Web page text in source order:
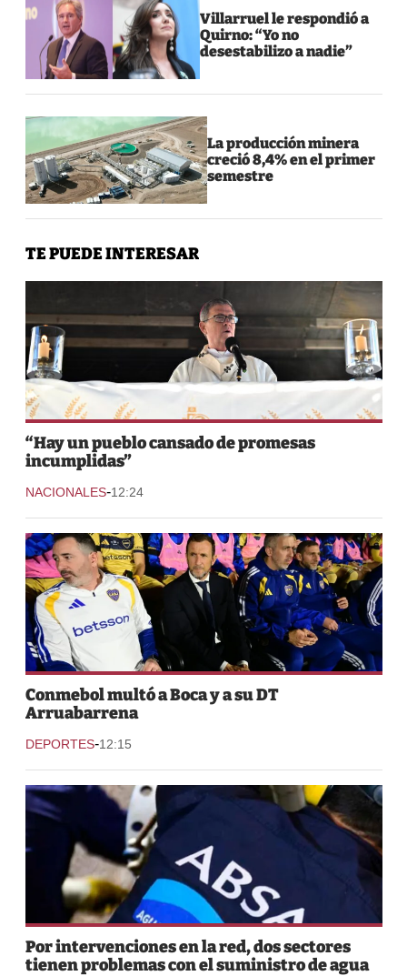
Villarruel le respondió a
Quirno: “Yo no
desestabilizo a nadie”
La producción minera
creció 8,4% en el primer
semestre
TE PUEDE INTERESAR
“Hay un pueblo cansado de promesas
incumplidas”
NACIONALES-12:24
Conmebol multó a Boca y a su DT
Arruabarrena
DEPORTES-12:15
Por intervenciones en la red, dos sectores
tienen problemas con el suministro de agua